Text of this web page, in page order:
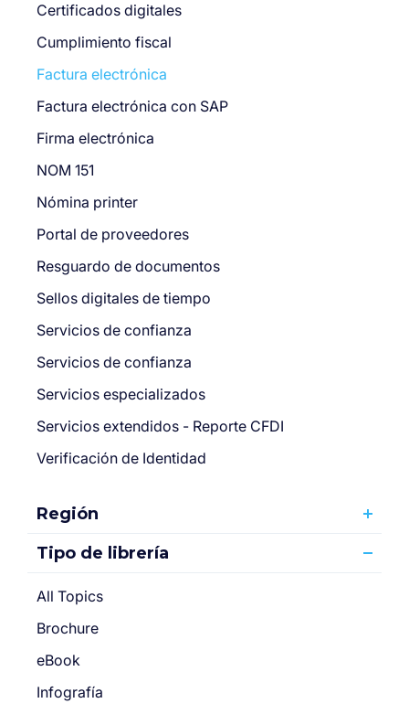
Certificados digitales
Cumplimiento fiscal
Factura electrónica
Factura electrónica con SAP
Firma electrónica
NOM 151
Nómina printer
Portal de proveedores
Resguardo de documentos
Sellos digitales de tiempo
Servicios de confianza
Servicios de confianza
Servicios especializados
Servicios extendidos - Reporte CFDI
Verificación de Identidad
Región
Tipo de librería
All Topics
Brochure
eBook
Infografía